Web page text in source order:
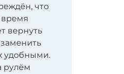
что
вернуть
удобными.
рулём